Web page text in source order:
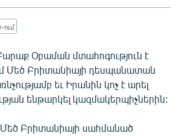
ում
Օբաման մտահոգություն է
Մեծ Բրիտանիայի դեսպանատան
եւ Իրանին կոչ է արել
ենթարկել կազմակերպիչներին:
Բրիտանիայի սահմանած